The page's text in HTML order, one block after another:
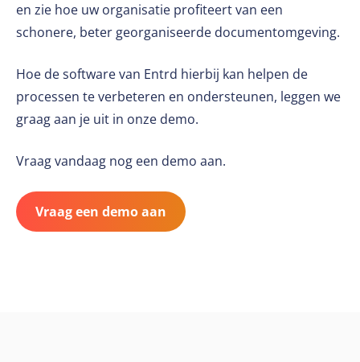
en zie hoe uw organisatie profiteert van een
schonere, beter georganiseerde documentomgeving.
Hoe de software van Entrd hierbij kan helpen de
processen te verbeteren en ondersteunen, leggen we
graag aan je uit in onze demo.
Vraag vandaag nog een demo aan.
Vraag een demo aan